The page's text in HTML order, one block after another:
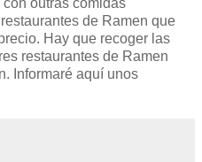
de Ramen que
Hay que recoger las
restaurantes de Ramen
Informaré aquí unos